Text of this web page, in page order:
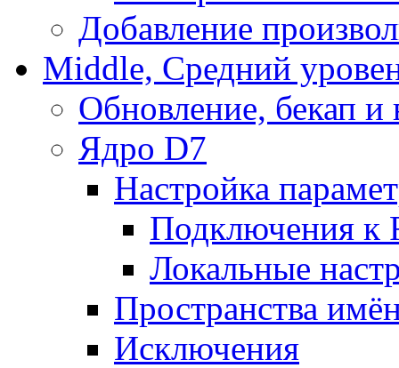
Добавление
Middle, Средний
Обновление, бекап и
Ядро D7
Настройка
Подключения к
Локальные
Пространства
Исключения